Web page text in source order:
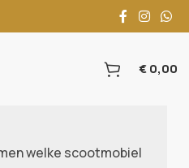
€ 0,00
welke scootmobiel